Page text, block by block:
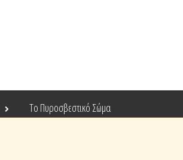
Το Πυροσβεστικό Σώμα